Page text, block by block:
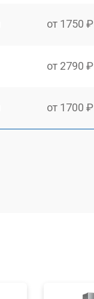
от 1750 ₽
от 2790 ₽
от 1700 ₽